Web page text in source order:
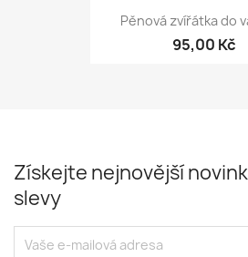
Pěnová zvířátka do
95,00 Kč
Získejte nejnovější
slevy